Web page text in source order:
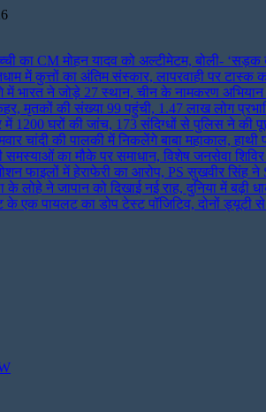
का CM मोहन यादव को अल्टीमेटम, बोली- ‘सड़क
में कुत्तों का अंतिम संस्कार, लापरवाही पर टास्क
भारत ने जोड़े 27 स्थान, चीन के नामकरण अभियान
मृतकों की संख्या 99 पहुंची, 1.47 लाख लोग
में 1200 घरों की जांच, 173 संदिग्धों से पुलिस ने की
चांदी की पालकी में निकलेंगे बाबा महाकाल, हाथी
समस्याओं का मौके पर समाधान, विशेष जनसेवा शिविर
फाइलों में हेराफेरी का आरोप, PS सुखवीर सिंह ने
लोहे ने जापान को दिखाई नई राह, दुनिया में बढ़ी
के एक पायलट का डोप टेस्ट पॉजिटिव, दोनों ड्यूटी से